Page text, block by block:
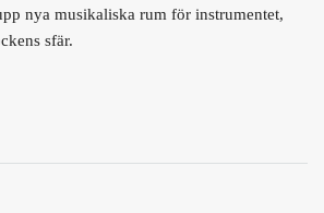
nya musikaliska rum för instrumentet,
sfär.